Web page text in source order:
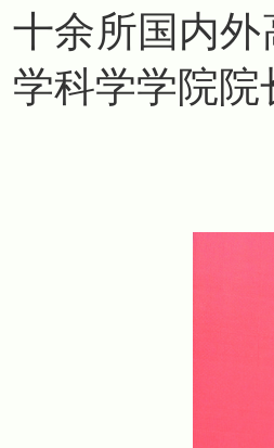
十余所国内
学科学学院